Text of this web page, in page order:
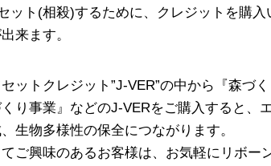
ット(相殺)するために、クレジットを購入
来ます。
トクレジット”J-VER”の中から『森づく
り事業』などのJ-VERをご購入すると、
生物多様性の保全につながります。
ご興味のあるお客様は、お気軽にリボー